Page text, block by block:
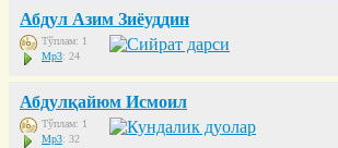
Абдул Азим Зиёуддин
Тўплам: 1
Mp3: 24
Абдулқайюм Исмоил
Тўплам: 1
Mp3: 32